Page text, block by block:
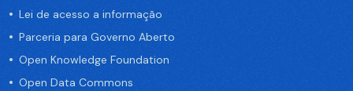
Lei de acesso a informação
Parceria para Governo Aberto
Open Knowledge Foundation
Open Data Commons